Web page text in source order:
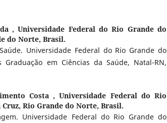
,Universidade Federal do Rio Grande do
do Norte, Brasil.
Universidade Federal do Rio Grande do
Graduação em Ciências da Saúde, Natal-RN,
Costa ,Universidade Federal do Rio
Rio Grande do Norte, Brasil.
Universidade Federal do Rio Grande do